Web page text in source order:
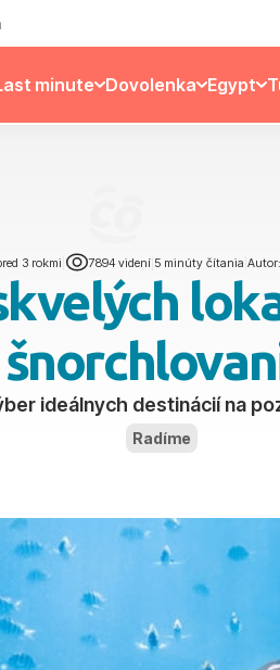
minute Dovolenka Egypt
3 rokmi 7894 videní| 5 minúty čítania
ideálnych destinácií na
Radíme